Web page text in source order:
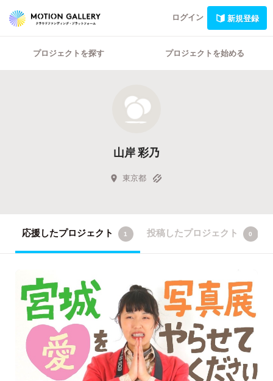
ログイン 新規登録
プロジェクトを探す プロジェクトを始める
山岸 彩乃
東京都
応援したプロジェクト 1 投稿したプロジェクト 0